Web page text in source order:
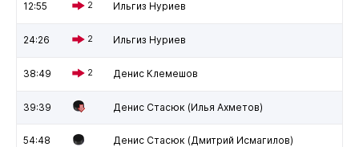
12:55 2 Ильгиз Нуриев
24:26 2 Ильгиз Нуриев
38:49 2 Денис Клемешов
39:39 Денис Стасюк (Илья Ахметов)
54:48 Денис Стасюк (Дмитрий Исмагилов)